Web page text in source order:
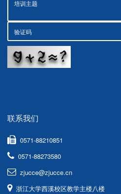
联系我们
0571-88210851
0571-88273580
zjucce@zjucce.cn
浙江大学西溪校区教学主楼八楼